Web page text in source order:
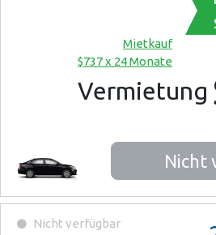
Mietkauf
$737 x 24 Monate
Vermietung
Nicht
Nicht verfügbar